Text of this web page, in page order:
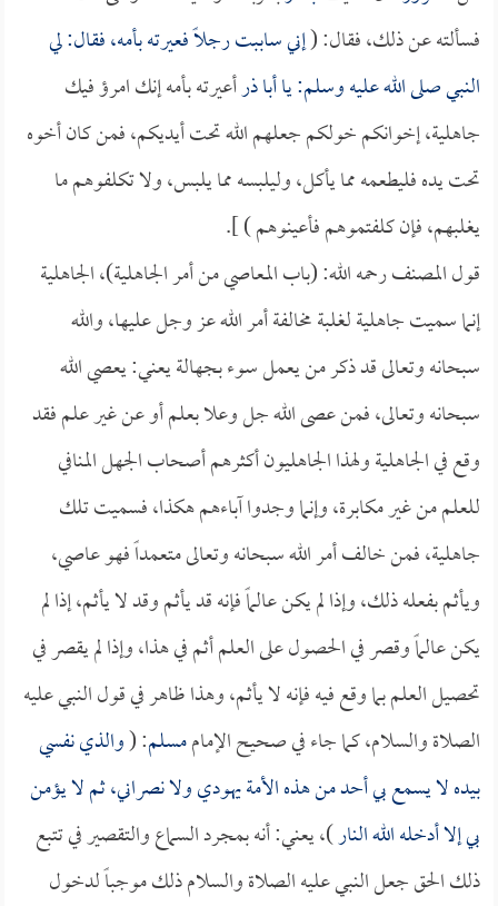
فسألته عن ذلك، فقال: (إني ساببت رجلاً فعيرته بأمه، فقال: لي
النبي صلى الله عليه وسلم: ياأبا ذرأعيرته بأمه إنك امرؤ فيك
جاهلية، إخوانكم خولكم جعلهم الله تحت أيديكم، فمن كان أخوه
تحت يده فليطعمه مما يأكل، وليلبسه مما يلبس، ولا تكلفوهم ما
يغلبهم، فإن كلفتموهم فأعينوهم ) ].
قول المصنف رحمه الله: (باب المعاصي من أمر الجاهلية)، الجاهلية
إنما سميت جاهلية لغلبة مخالفة أمر الله عز وجل عليها، والله
سبحانه وتعالى قد ذكر من يعمل سوء بجهالة يعني: يعصي الله
سبحانه وتعالى، فمن عصى الله جل وعلا بعلم أو عن غير علم فقد
وقع في الجاهلية ولهذا الجاهليون أكثرهم أصحاب الجهل المنافي
للعلم من غير مكابرة، وإنما وجدوا آباءهم هكذا، فسميت تلك
جاهلية، فمن خالف أمر الله سبحانه وتعالى متعمداً فهو عاصي،
ويأثم بفعله ذلك، وإذا لم يكن عالماً فإنه قد يأثم وقد لا يأثم، إذا لم
يكن عالماً وقصر في الحصول على العلم أثم في هذا، وإذا لم يقصر في
تحصيل العلم بما وقع فيه فإنه لا يأثم، وهذا ظاهر في قول النبي عليه
الصلاة والسلام، كما جاء في صحيح الإماممسلم: (والذي نفسي
بيده لا يسمع بي أحد من هذه الأمة يهودي ولا نصراني، ثم لا يؤمن
بي إلا أدخله الله النار)، يعني: أنه بمجرد السماع والتقصير في تتبع
ذلك الحق جعل النبي عليه الصلاة والسلام ذلك موجباً لدخول